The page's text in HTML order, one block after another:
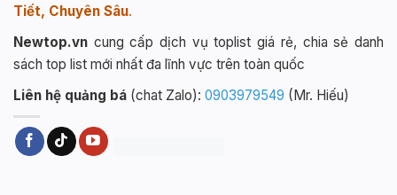
Tiết, Chuyên Sâu.
Newtop.vn cung cấp dịch vụ toplist giá rẻ, chia sẻ danh
sách top list mới nhất đa lĩnh vực trên toàn quốc
Liên hệ quảng bá (chat Zalo): 0903979549 (Mr. Hiếu)